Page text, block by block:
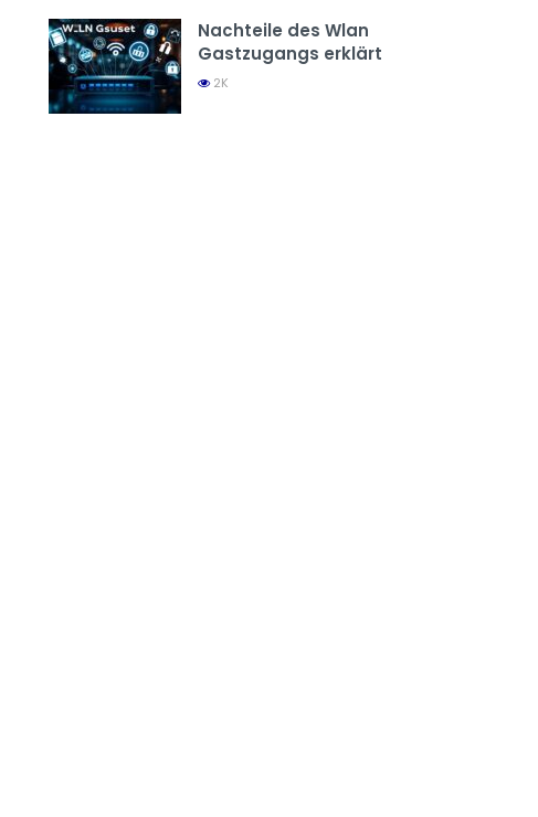
Nachteile des Wlan
Gastzugangs erklärt
2K